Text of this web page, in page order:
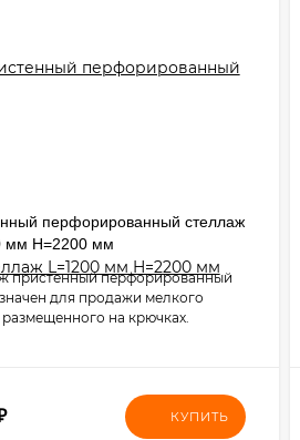
перфорированный стеллаж
мм H=2200 мм
пристенный перфорированный
для продажи мелкого
размещенного на крючках.
КУПИТЬ